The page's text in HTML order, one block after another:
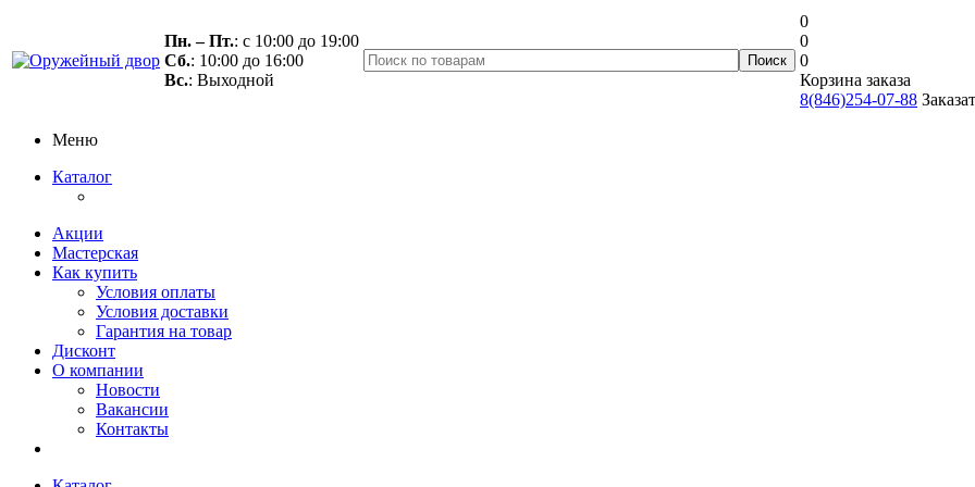
Пн. – Пт.: с 10:00 до 19:00
Сб.: 10:00 до 16:00
Вс.: Выходной
0
0
0
Корзина заказа
8(846)254-07-88
Меню
Каталог
Акции
Мастерская
Как купить
Условия оплаты
Условия доставки
Гарантия на товар
Дисконт
О компании
Новости
Вакансии
Контакты